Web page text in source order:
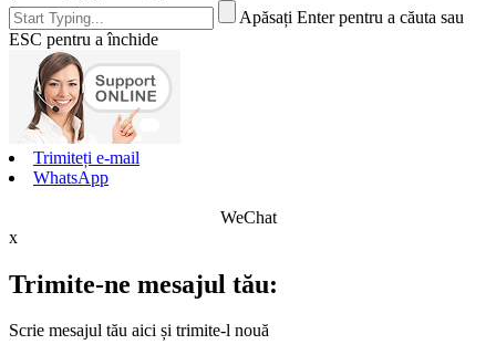
Apăsați Enter pentru a căuta sau
ESC pentru a închide
Trimiteți e-mail
WhatsApp
WeChat
x
Trimite-ne mesajul tău:
Scrie mesajul tău aici și trimite-l nouă